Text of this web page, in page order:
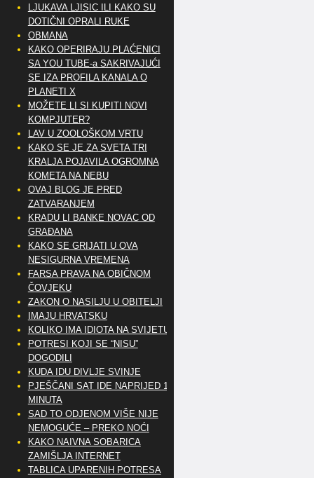
LJUKAVA LJISIC ILI KAKO SU
DOTIČNI OPRALI RUKE
OBMANA
KAKO OPERIRAJU PLAĆENICI
SA YOU TUBE-a SAKRIVAJUĆI
SE IZA PROFILA KANALA O
PLANETI X
MOŽETE LI SI KUPITI NOVI
KOMPJUTER?
LAV U ZOOLOŠKOM VRTU
KAKO SE JE ZA SVETA TRI
KRALJA POJAVILA OGROMNA
KOMETA NA NEBU
OVAJ BLOG JE PRED
ZATVARANJEM
KRADU LI BANKE NOVAC OD
GRAĐANA
KAKO SE GRIJATI U OVA
NESIGURNA VREMENA
FARSA PRAVA NA OBIČNOM
ČOVJEKU
ZAKON O NASILJU U OBITELJI
IMAJU HRVATSKU
KOLIKO IMA IDIOTA NA SVIJETU?
POTRESI KOJI SE “NISU”
DOGODILI
KUDA IDU DIVLJE SVINJE
PJEŠČANI SAT IDE NAPRIJED 10
MINUTA
SAD TO ODJENOM VIŠE NIJE
NEMOGUĆE – PREKO NOĆI
KAKO NAIVNA SOBARICA
ZAMIŠLJA INTERNET
TABLICA UPARENIH POTRESA